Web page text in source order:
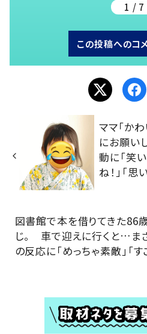
1 / 7
この投稿へのコ
ママ「か
にお願い
動に「笑
ね！」「
図書館で本を借りてきた86
じ。 車で迎えに行くと…ま
の反応に「めっちゃ素敵」「す